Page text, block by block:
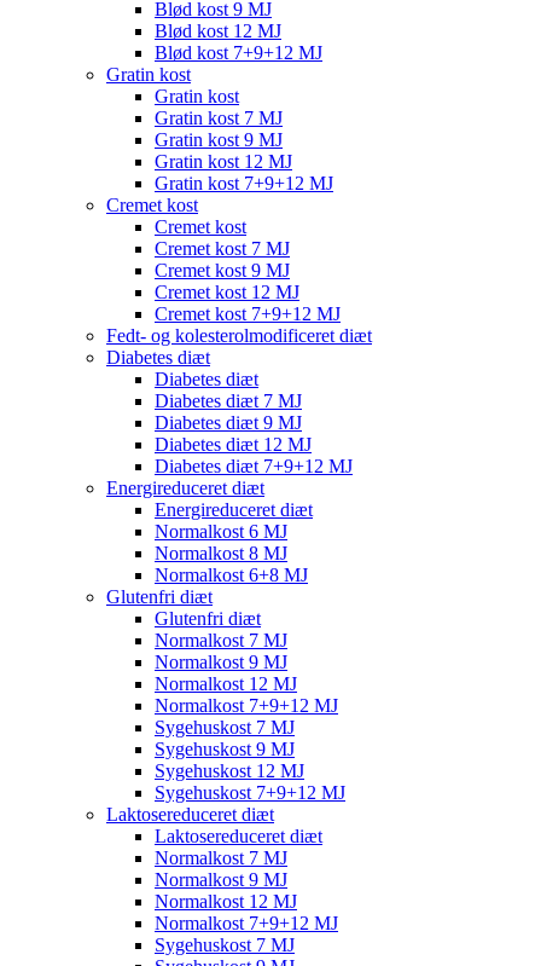
Blød kost 9 MJ
Blød kost 12 MJ
Blød kost 7+9+12 MJ
Gratin kost
Gratin kost
Gratin kost 7 MJ
Gratin kost 9 MJ
Gratin kost 12 MJ
Gratin kost 7+9+12 MJ
Cremet kost
Cremet kost
Cremet kost 7 MJ
Cremet kost 9 MJ
Cremet kost 12 MJ
Cremet kost 7+9+12 MJ
Fedt- og kolesterolmodificeret diæt
Diabetes diæt
Diabetes diæt
Diabetes diæt 7 MJ
Diabetes diæt 9 MJ
Diabetes diæt 12 MJ
Diabetes diæt 7+9+12 MJ
Energireduceret diæt
Energireduceret diæt
Normalkost 6 MJ
Normalkost 8 MJ
Normalkost 6+8 MJ
Glutenfri diæt
Glutenfri diæt
Normalkost 7 MJ
Normalkost 9 MJ
Normalkost 12 MJ
Normalkost 7+9+12 MJ
Sygehuskost 7 MJ
Sygehuskost 9 MJ
Sygehuskost 12 MJ
Sygehuskost 7+9+12 MJ
Laktosereduceret diæt
Laktosereduceret diæt
Normalkost 7 MJ
Normalkost 9 MJ
Normalkost 12 MJ
Normalkost 7+9+12 MJ
Sygehuskost 7 MJ